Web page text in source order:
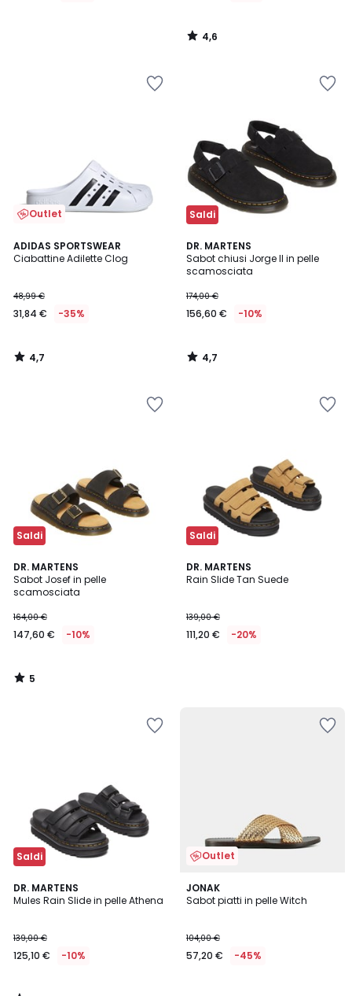
4,6
/
Outlet
ADIDAS SPORTSWEAR
Ciabattine Adilette Clog
48,99 €
31,84 € -35%
4,7
/ 5
4,7
/
Saldi
DR. MARTENS
Sabot chiusi Jorge II in pelle
scamosciata
174,00 €
156,60 € -10%
4,7
/ 5
4,7
/
Saldi
DR. MARTENS
Sabot Josef in pelle
scamosciata
164,00 €
147,60 € -10%
5
/
5
5
/
Saldi
DR. MARTENS
Rain Slide Tan Suede
139,00 €
111,20 € -20%
Saldi
DR. MARTENS
Mules Rain Slide in pelle Athena
139,00 €
125,10 € -10%
5
/
Outlet
JONAK
Sabot piatti in pelle Witch
104,00 €
57,20 € -45%